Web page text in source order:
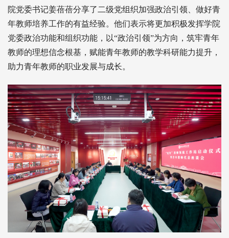
院党委书记姜蓓蓓分享了二级党组织加强政治引领、做好青
年教师培养工作的有益经验。他们表示将更加积极发挥学院
党委政治功能和组织功能，以“政治引领”为方向，筑牢青年
教师的理想信念根基，赋能青年教师的教学科研能力提升，
助力青年教师的职业发展与成长。